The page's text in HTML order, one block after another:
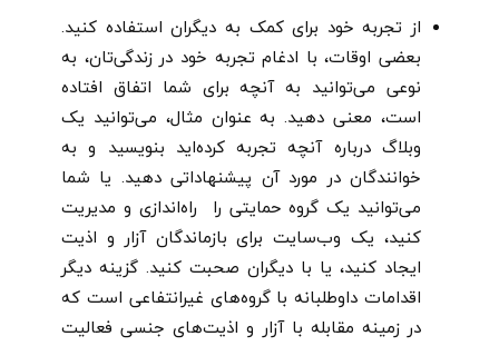
از تجربه‌ خود برای کمک به دیگران استفاده کنید.
بعضی اوقات، با ادغام تجربه خود در زندگی‌تان، به
نوعی می‌توانید به آنچه برای شما اتفاق افتاده
است، معنی دهید. به عنوان مثال، می‌توانید یک
وبلاگ درباره آنچه تجربه کرده‌اید بنویسید و به
خوانندگان در مورد آن پیشنهاداتی دهید. یا شما
می‌توانید یک گروه حمایتی را راه‌اندازی و مدیریت
کنید، یک وب‌سایت برای بازماندگان آزار و اذیت
ایجاد کنید، یا با دیگران صحبت کنید. گزینه دیگر
اقدامات داوطلبانه با گروه‌های غیرانتفاعی است که
در زمینه مقابله با آزار و اذیت‌های جنسی فعالیت